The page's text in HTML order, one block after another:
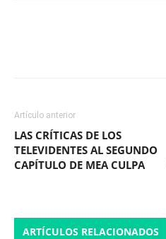
Artículo anterior
LAS CRÍTICAS DE LOS
TELEVIDENTES AL SEGUNDO
CAPÍTULO DE MEA CULPA
ARTÍCULOS RELACIONADOS